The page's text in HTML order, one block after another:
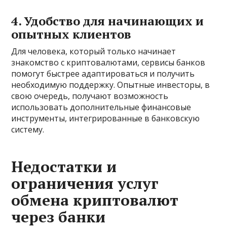
4. Удобство для начинающих и
опытных клиентов
Для человека, который только начинает
знакомство с криптовалютами, сервисы банков
помогут быстрее адаптироваться и получить
необходимую поддержку. Опытные инвесторы, в
свою очередь, получают возможность
использовать дополнительные финансовые
инструменты, интегрированные в банковскую
систему.
Недостатки и
ограничения услуг
обмена криптовалют
через банки